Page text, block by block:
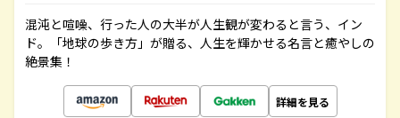
混沌と喧噪、行った人の大半が人生観が変わると言う、イン
ド。「地球の歩き方」が贈る、人生を輝かせる名言と癒やしの
絶景集！
詳細を見る